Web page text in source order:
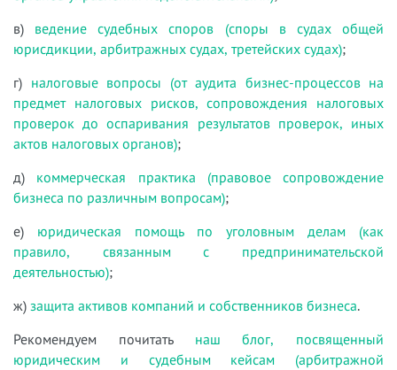
в) ведение судебных споров (споры в судах общей
юрисдикции, арбитражных судах, третейских судах);
г) налоговые вопросы (от аудита бизнес-процессов на
предмет налоговых рисков, сопровождения налоговых
проверок до оспаривания результатов проверок, иных
актов налоговых органов);
д) коммерческая практика (правовое сопровождение
бизнеса по различным вопросам);
е) юридическая помощь по уголовным делам (как
правило, связанным с предпринимательской
деятельностью);
ж) защита активов компаний и собственников бизнеса.
Рекомендуем почитать наш блог, посвященный
юридическим и судебным кейсам (арбитражной